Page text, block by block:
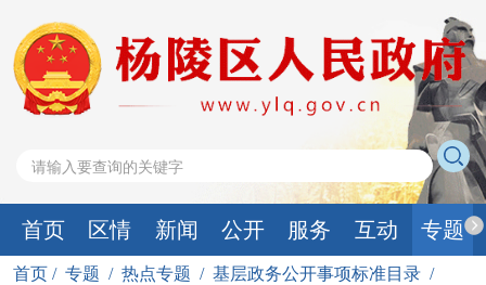
首页 区情 新闻 公开 服务 互动 专题
首页 / 专题 / 热点专题 / 基层政务公开事项标准目录 /